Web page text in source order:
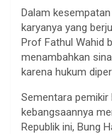
Dalam
karyanya yang
Prof Fathul Wahid
menambahkan
karena hukum
Sementara pemikir
kebangsaannya
Republik ini, Bung